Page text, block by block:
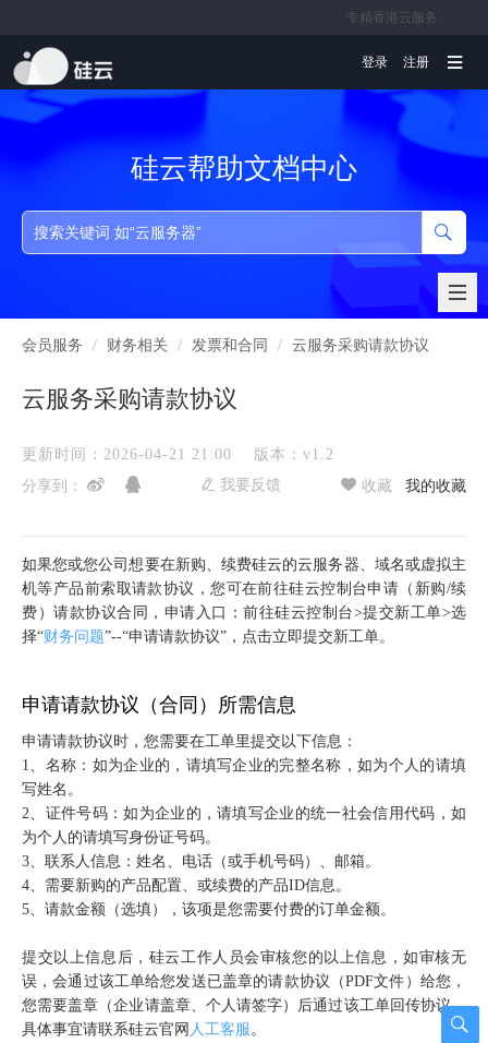
专精香港云服务
文档
登录 注册
硅云帮助文档中心
会员服务 / 财务相关 / 发票和合同 / 云服务采购请款协议
云服务采购请款协议
更新时间：2026-04-21 21:00
版本：v1.2
分享到：
我要反馈 收藏 我的收藏
如果您或您公司想要在新购、续费硅云的云服务器、域名或虚拟主
机等产品前索取请款协议，您可在前往硅云控制台申请（新购/续
费）请款协议合同，申请入口：前往硅云控制台>提交新工单>选
择“财务问题”--“申请请款协议”，点击立即提交新工单。
申请请款协议（合同）所需信息
申请请款协议时，您需要在工单里提交以下信息：
1、名称：如为企业的，请填写企业的完整名称，如为个人的请填
写姓名。
2、证件号码：如为企业的，请填写企业的统一社会信用代码，如
为个人的请填写身份证号码。
3、联系人信息：姓名、电话（或手机号码）、邮箱。
4、需要新购的产品配置、或续费的产品ID信息。
5、请款金额（选填），该项是您需要付费的订单金额。
提交以上信息后，硅云工作人员会审核您的以上信息，如审核无
误，会通过该工单给您发送已盖章的请款协议（PDF文件）给您，
您需要盖章（企业请盖章、个人请签字）后通过该工单回传协议，
具体事宜请联系硅云官网 人工客服。